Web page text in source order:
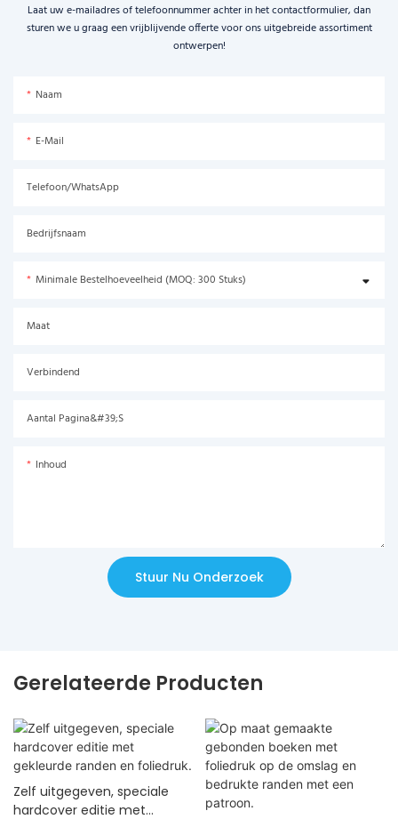
Laat uw e-mailadres of telefoonnummer achter in het contactformulier, dan
sturen we u graag een vrijblijvende offerte voor ons uitgebreide assortiment
ontwerpen!
Naam
E-Mail
Telefoon/WhatsApp
Bedrijfsnaam
Minimale Bestelhoeveelheid (MOQ: 300 Stuks)
Maat
Verbindend
Aantal Pagina&#39;s
Inhoud
Stuur Nu Onderzoek
Gerelateerde Producten
Zelf uitgegeven, speciale
hardcover editie met